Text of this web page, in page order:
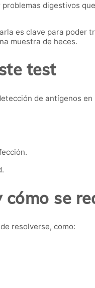
digestivos
es clave para poder
muestra de heces.
test
de antígenos en
cómo se
resolverse, como: